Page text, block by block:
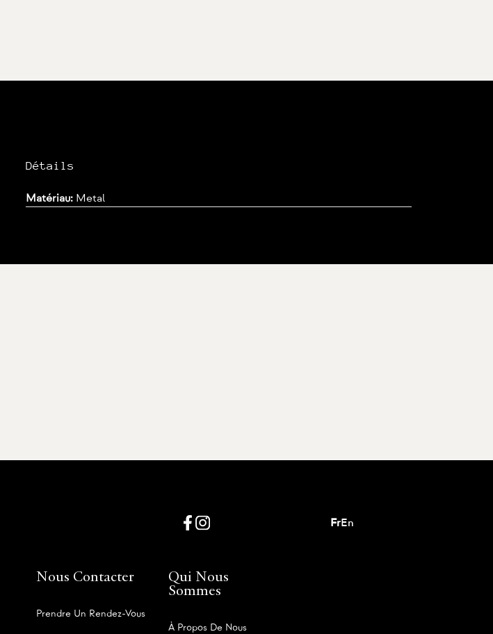
Détails
Matériau: Metal
En
Fr
Nous Contacter
Prendre Un Rendez-Vous
Qui Nous
Sommes
À Propos De Nous